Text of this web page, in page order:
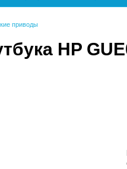
приводы
HP